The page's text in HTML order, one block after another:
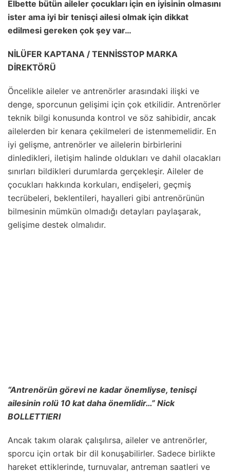
Elbette bütün aileler çocukları için en iyisinin olmasını
ister ama iyi bir tenisçi ailesi olmak için dikkat
edilmesi gereken çok şey var…
NİLÜFER KAPTANA / TENNİSSTOP MARKA
DİREKTÖRÜ
Öncelikle aileler ve antrenörler arasındaki ilişki ve
denge, sporcunun gelişimi için çok etkilidir. Antrenörler
teknik bilgi konusunda kontrol ve söz sahibidir, ancak
ailelerden bir kenara çekilmeleri de istenmemelidir. En
iyi gelişme, antrenörler ve ailelerin birbirlerini
dinledikleri, iletişim halinde oldukları ve dahil olacakları
sınırları bildikleri durumlarda gerçekleşir. Aileler de
çocukları hakkında korkuları, endişeleri, geçmiş
tecrübeleri, beklentileri, hayalleri gibi antrenörünün
bilmesinin mümkün olmadığı detayları paylaşarak,
gelişime destek olmalıdır.
“Antrenörün görevi ne kadar önemliyse, tenisçi
ailesinin rolü 10 kat daha önemlidir…” Nick
BOLLETTIERI
Ancak takım olarak çalışılırsa, aileler ve antrenörler,
sporcu için ortak bir dil konuşabilirler. Sadece birlikte
hareket ettiklerinde, turnuvalar, antreman saatleri ve